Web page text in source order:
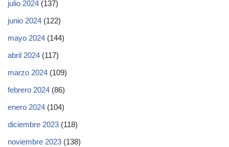
julio 2024 (137)
junio 2024 (122)
mayo 2024 (144)
abril 2024 (117)
marzo 2024 (109)
febrero 2024 (86)
enero 2024 (104)
diciembre 2023 (118)
noviembre 2023 (138)